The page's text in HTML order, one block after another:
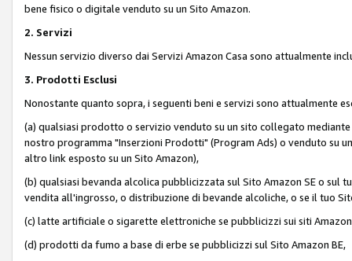
bene fisico o digitale venduto su un Sito Amazon.
2. Servizi
Nessun servizio diverso dai Servizi Amazon Casa sono attualmente
3. Prodotti Esclusi
Nonostante quanto sopra, i seguenti beni e servizi sono attualmente
(a) qualsiasi prodotto o servizio venduto su un sito collegato
nostro programma "Inserzioni Prodotti" (Program Ads) o venduto su
altro link esposto su un Sito Amazon),
(b) qualsiasi bevanda alcolica pubblicizzata sul Sito Amazon SE o sul
vendita all'ingrosso, o distribuzione di bevande alcoliche, o se il tuo
(c) latte artificiale o sigarette elettroniche se pubblicizzi sui siti Amazon
(d) prodotti da fumo a base di erbe se pubblicizzi sul Sito Amazon BE,